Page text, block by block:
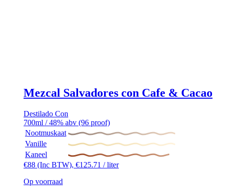
Mezcal Salvadores con Cafe & Cacao
Destilado Con
700ml / 48% abv (96 proof)
Nootmuskaat
Vanille
Kaneel
€88 (Inc BTW), €125.71 / liter
Op voorraad